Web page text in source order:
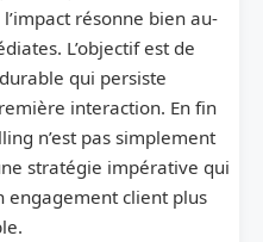
résonne bien au-
L’objectif est de
qui persiste
interaction. En fin
n’est pas simplement
stratégie impérative qui
engagement client plus